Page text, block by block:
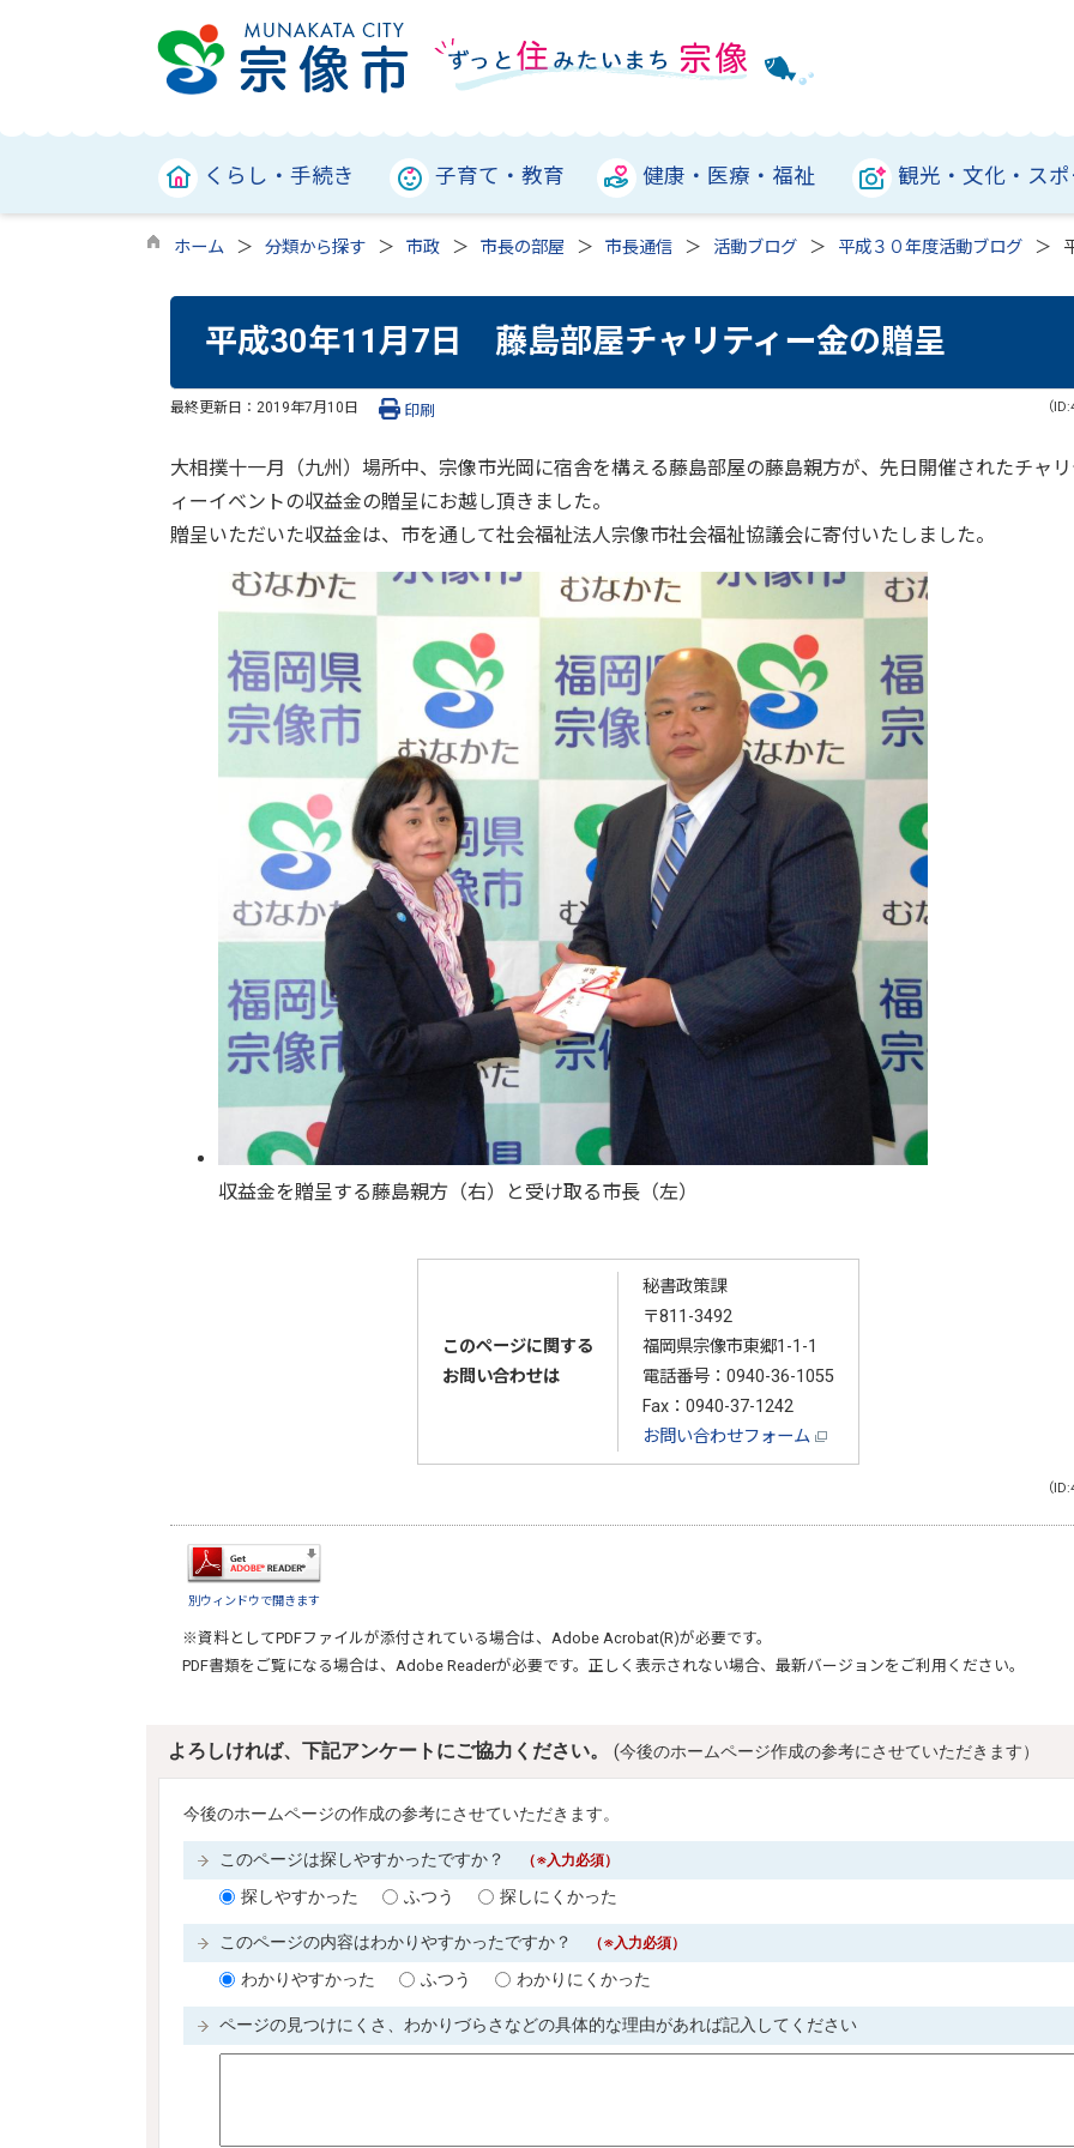
くらし・手続き 子育て・教育 健康・医療・福祉 観光・文化・ス
ホーム 分類から探す 市政 市長の部屋 市長通信 活動ブログ 平成３０年度活動ブログ
平成30年11月7日 藤島部屋チャリティー金の贈呈
最終更新日： 2019年7月10日 （
印刷
大相撲十一月（九州）場所中、宗像市光岡に宿舎を構える藤島部屋の藤島親方が、先日開催されたチャ
ィーイベントの収益金の贈呈にお越し頂きました。
贈呈いただいた収益金は、市を通して社会福祉法人宗像市社会福祉協議会に寄付いたしました。
収益金を贈呈する藤島親方（右）と受け取る市長（左）
このページに関する
お問い合わせは
秘書政策課
〒811-3492
福岡県宗像市東郷1-1-1
電話番号： 0940-36-1055
Fax：0940-37-1242
お問い合わせフォーム
（
別ウィンドウで開きます
※資料としてPDFファイルが添付されている場合は、 Adobe Acrobat(R)が必要です。
PDF書類をご覧になる場合は、 Adobe Readerが必要です。正しく表示されない場合、最新バージョンをご利用ください。